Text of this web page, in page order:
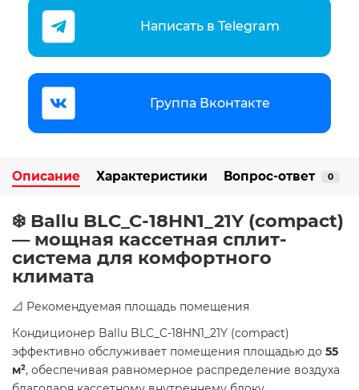
Написать в Telegram
Группа Вконтакте
Описание Характеристики Вопрос-ответ 0
❄️ Ballu BLC_C-18HN1_21Y (compact)
— мощная кассетная сплит-
система для комфортного
климата
📐 Рекомендуемая площадь помещения
Кондиционер Ballu BLC_C-18HN1_21Y (compact)
эффективно обслуживает помещения площадью до 55
м², обеспечивая равномерное распределение воздуха